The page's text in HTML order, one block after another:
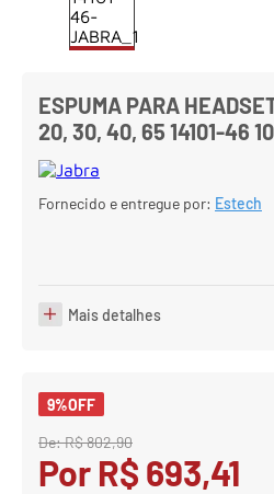
em carrinho
º emcaixa
10ºem teclado fio
ESPUMA PARA
20, 30, 40, 65 14101-46
Fornecido e entregue por: Estech
Mais detalhes
9%OFF
De:R$802,90
Por R$ 693,41